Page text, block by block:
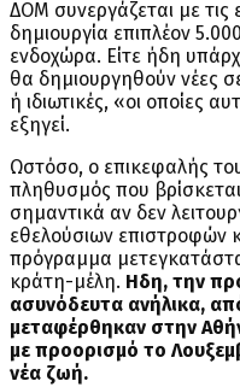
ΔΟΜ συνεργάζεται με τις
δημιουργία επιπλέον
ενδοχώρα. Είτε ήδη
θα δημιουργηθούν νέες
ή ιδιωτικές, «οι οποίες
εξηγεί.
Ωστόσο, ο επικεφαλής
πληθυσμός που
σημαντικά αν δεν
εθελούσιων επιστροφών
πρόγραμμα
κράτη-μέλη. Ηδη, την
ασυνόδευτα ανήλικα,
μεταφέρθηκαν στην
με προορισμό το
νέα ζωή.